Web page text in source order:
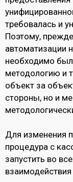
требовалась и
Поэтому,
автоматизации
необходимо
методологию и
объект за
стороны, но и
Для изменения
процедура с
запустить во